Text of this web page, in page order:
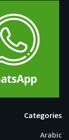
Categories
Arabic